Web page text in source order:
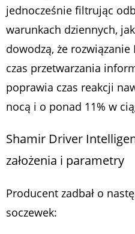
jednocześnie filtrując
warunkach dziennych,
dowodzą, że
czas przetwarzania
poprawia czas reakcji
nocą i o ponad 11% w
Shamir Driver
założenia i parametry
Producent zadbał o
soczewek: